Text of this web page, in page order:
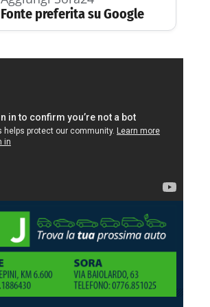
Fonte preferita su Google